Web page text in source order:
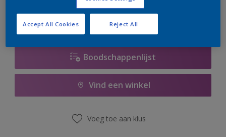
Boodschappenlijst
Vind een winkel
Voeg toe aan klus
Reject All
Accept All Cookies